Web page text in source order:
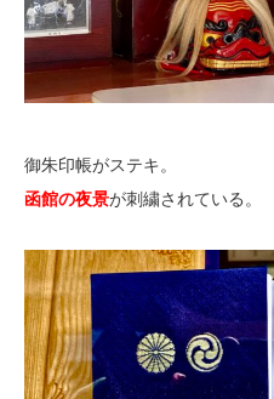
御朱印帳がステキ。
函館の夜景が刺繍されている。